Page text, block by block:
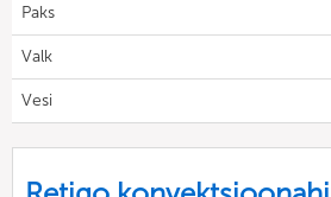
Paks
Valk
Vesi